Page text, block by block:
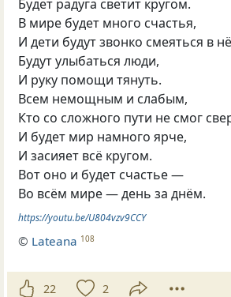
Будет радуга светит кругом.
В мире будет много счастья,
И дети будут звонко смеяться в
Будут улыбаться люди,
И руку помощи тянуть.
Всем немощным и слабым,
Кто со сложного пути не смог
И будет мир намного ярче,
И засияет всё кругом.
Вот оно и будет счастье —
Во всём мире — день за днём.
https://youtu.be/U804vzv9CCY
© Lateana 108
22 2